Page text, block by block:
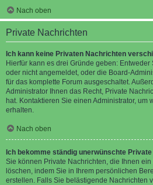
Nach oben
Private Nachrichten
Ich kann keine Privaten Nachrichten
Hierfür kann es drei Gründe geben:
oder nicht angemeldet, oder die Board-
für das komplette Forum ausgeschaltet.
Administrator Ihnen das Recht, Private
hat. Kontaktieren Sie einen Administrator, um
erhalten.
Nach oben
Ich bekomme ständig unerwünschte
Sie können Private Nachrichten, die Ihnen
löschen, indem Sie in Ihrem persönlichen
erstellen. Falls Sie belästigende Nachrichten